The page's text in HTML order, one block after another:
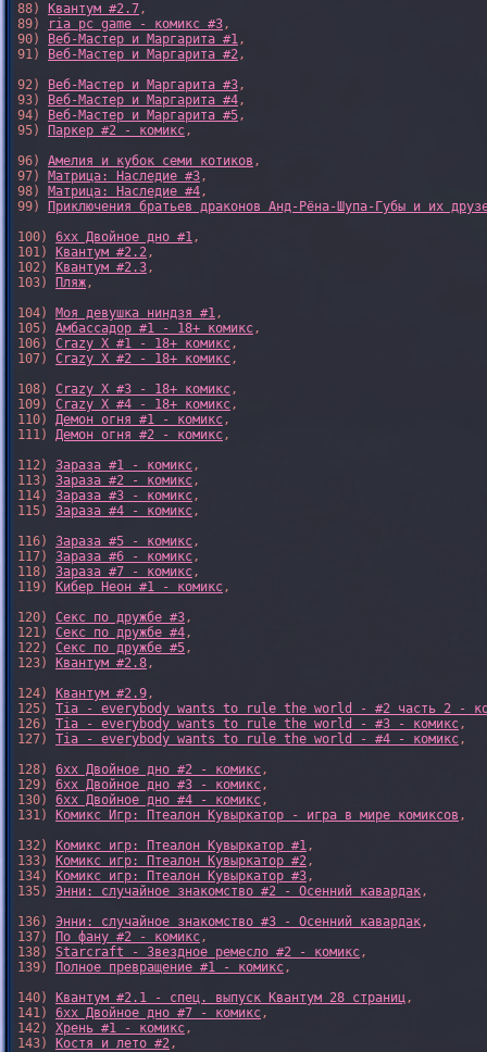
88)
Квантум #2.7,
89)
ria pc game - комикс #3,
90)
Веб-Мастер и Маргарита #1,
91)
Веб-Мастер и Маргарита #2,
92)
Веб-Мастер и Маргарита #3,
93)
Веб-Мастер и Маргарита #4,
94)
Веб-Мастер и Маргарита #5,
95)
Паркер #2 - комикс,
96) Амелия и кубок семи котиков ,
97) Матрица: Наследие #3,
98) Матрица: Наследие #4,
99)
Приключения братьев драконов Анд-Рёна-Шупа-Губы и их
100) 6xx Двойное дно #1,
101)
Квантум #2.2,
102)
Квантум #2.3,
103)
Пляж,
104) Моя девушка ниндзя #1,
105) Амбассадор #1 - 18+ комикс,
106) Crazy X #1 - 18+ комикс,
107) Crazy X #2 - 18+ комикс,
108) Crazy X #3 - 18+ комикс,
109) Crazy X #4 - 18+ комикс,
110) Демон огня #1 - комикс,
111) Демон огня #2 - комикс,
112) Зараза #1 - комикс,
113) Зараза #2 - комикс,
114) Зараза #3 - комикс,
115) Зараза #4 - комикс,
116) Зараза #5 - комикс,
117) Зараза #6 - комикс,
118) Зараза #7 - комикс,
119)
Кибер Неон #1 - комикс,
120) Секс по дружбе #3,
121) Секс по дружбе #4,
122) Секс по дружбе #5,
123)
Квантум #2.8,
124)
Квантум #2.9,
125) Tia - everybody wants to rule the world - #2 часть 2 -
126) Tia - everybody wants to rule the world - #3 - комикс,
127) Tia - everybody wants to rule the world - #4 - комикс,
128) 6xx Двойное дно #2 - комикс,
129) 6xx Двойное дно #3 - комикс,
130) 6xx Двойное дно #4 - комикс,
131)
Комикс Игр: Птеалон Кувыркатор - игра в мире комиксов ,
132)
Комикс игр: Птеалон Кувыркатор #1,
133)
Комикс игр: Птеалон Кувыркатор #2,
134)
Комикс игр: Птеалон Кувыркатор #3,
135) Энни: случайное знакомство #2 - Осенний кавардак,
136) Энни: случайное знакомство #3 - Осенний кавардак,
137)
По фану #2 - комикс,
138) Starcraft - Звездное ремесло #2 - комикс,
139)
Полное превращение #1 - комикс,
140)
Квантум #2.1 - спец. выпуск Квантум 28 страниц,
141) 6xx Двойное дно #7 - комикс,
142) Хрень #1 - комикс,
143)
Костя и лето #2,